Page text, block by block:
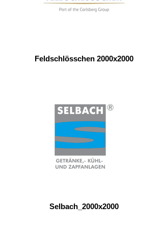
Feldschlösschen 2000x2000
Selbach_2000x2000